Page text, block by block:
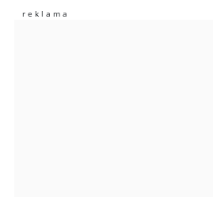
Imię (Wymagane)